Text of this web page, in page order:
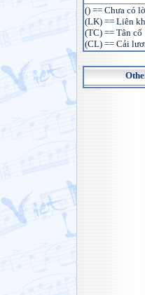
() == Chưa có
(LK) == Liên
(TC) == Tân cổ
(CL) == Cải